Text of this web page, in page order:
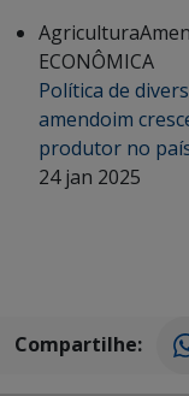
Agricultura
ECONÔMICA
Política de
amendoim
produtor no
24 jan 2025
Compartilhe: